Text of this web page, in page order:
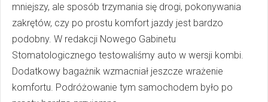
mniejszy, ale sposób trzymania się drogi, pokonywania
zakrętów, czy po prostu komfort jazdy jest bardzo
podobny. W redakcji Nowego Gabinetu
Stomatologicznego testowaliśmy auto w wersji kombi.
Dodatkowy bagażnik wzmacniał jeszcze wrażenie
komfortu. Podróżowanie tym samochodem było po